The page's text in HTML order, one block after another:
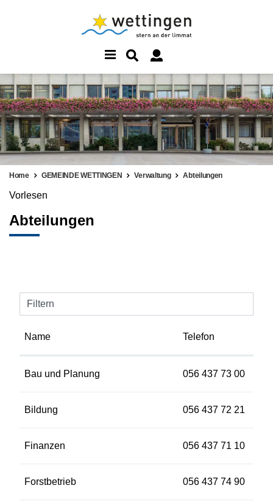
Home GEMEINDE WETTINGEN Verwaltung Abteilungen
Vorlesen
Abteilungen
Filtern
Name Telefon
Bau und Planung 056 437 73 00
Bildung 056 437 72 21
Finanzen 056 437 71 10
Forstbetrieb 056 437 74 90